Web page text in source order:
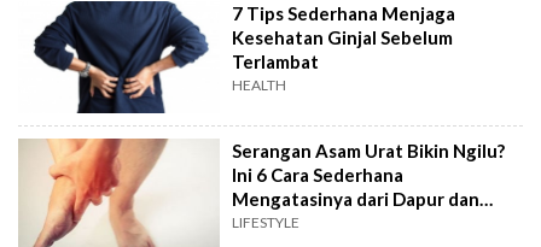
7 Tips Sederhana Menjaga
Kesehatan Ginjal Sebelum
Terlambat
HEALTH
Serangan Asam Urat Bikin Ngilu?
Ini 6 Cara Sederhana
Mengatasinya dari Dapur dan
Kebiasaan Harian
LIFESTYLE